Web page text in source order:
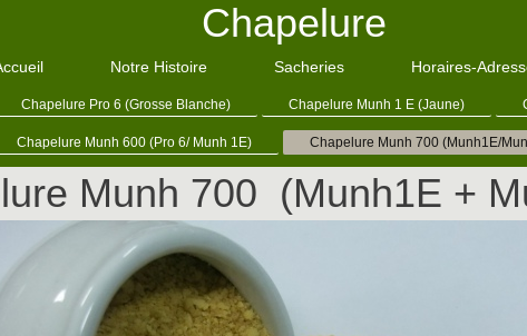
Chapelure
Notre Histoire Sacheries Horaires-
Chapelure Pro 6 (Grosse Blanche) Chapelure Munh 1 E (Jaune)
Chapelure Munh 600 (Pro 6/ Munh 1E) Chapelure Munh 700 (Munh1E/
Munh 700 (Munh1E +